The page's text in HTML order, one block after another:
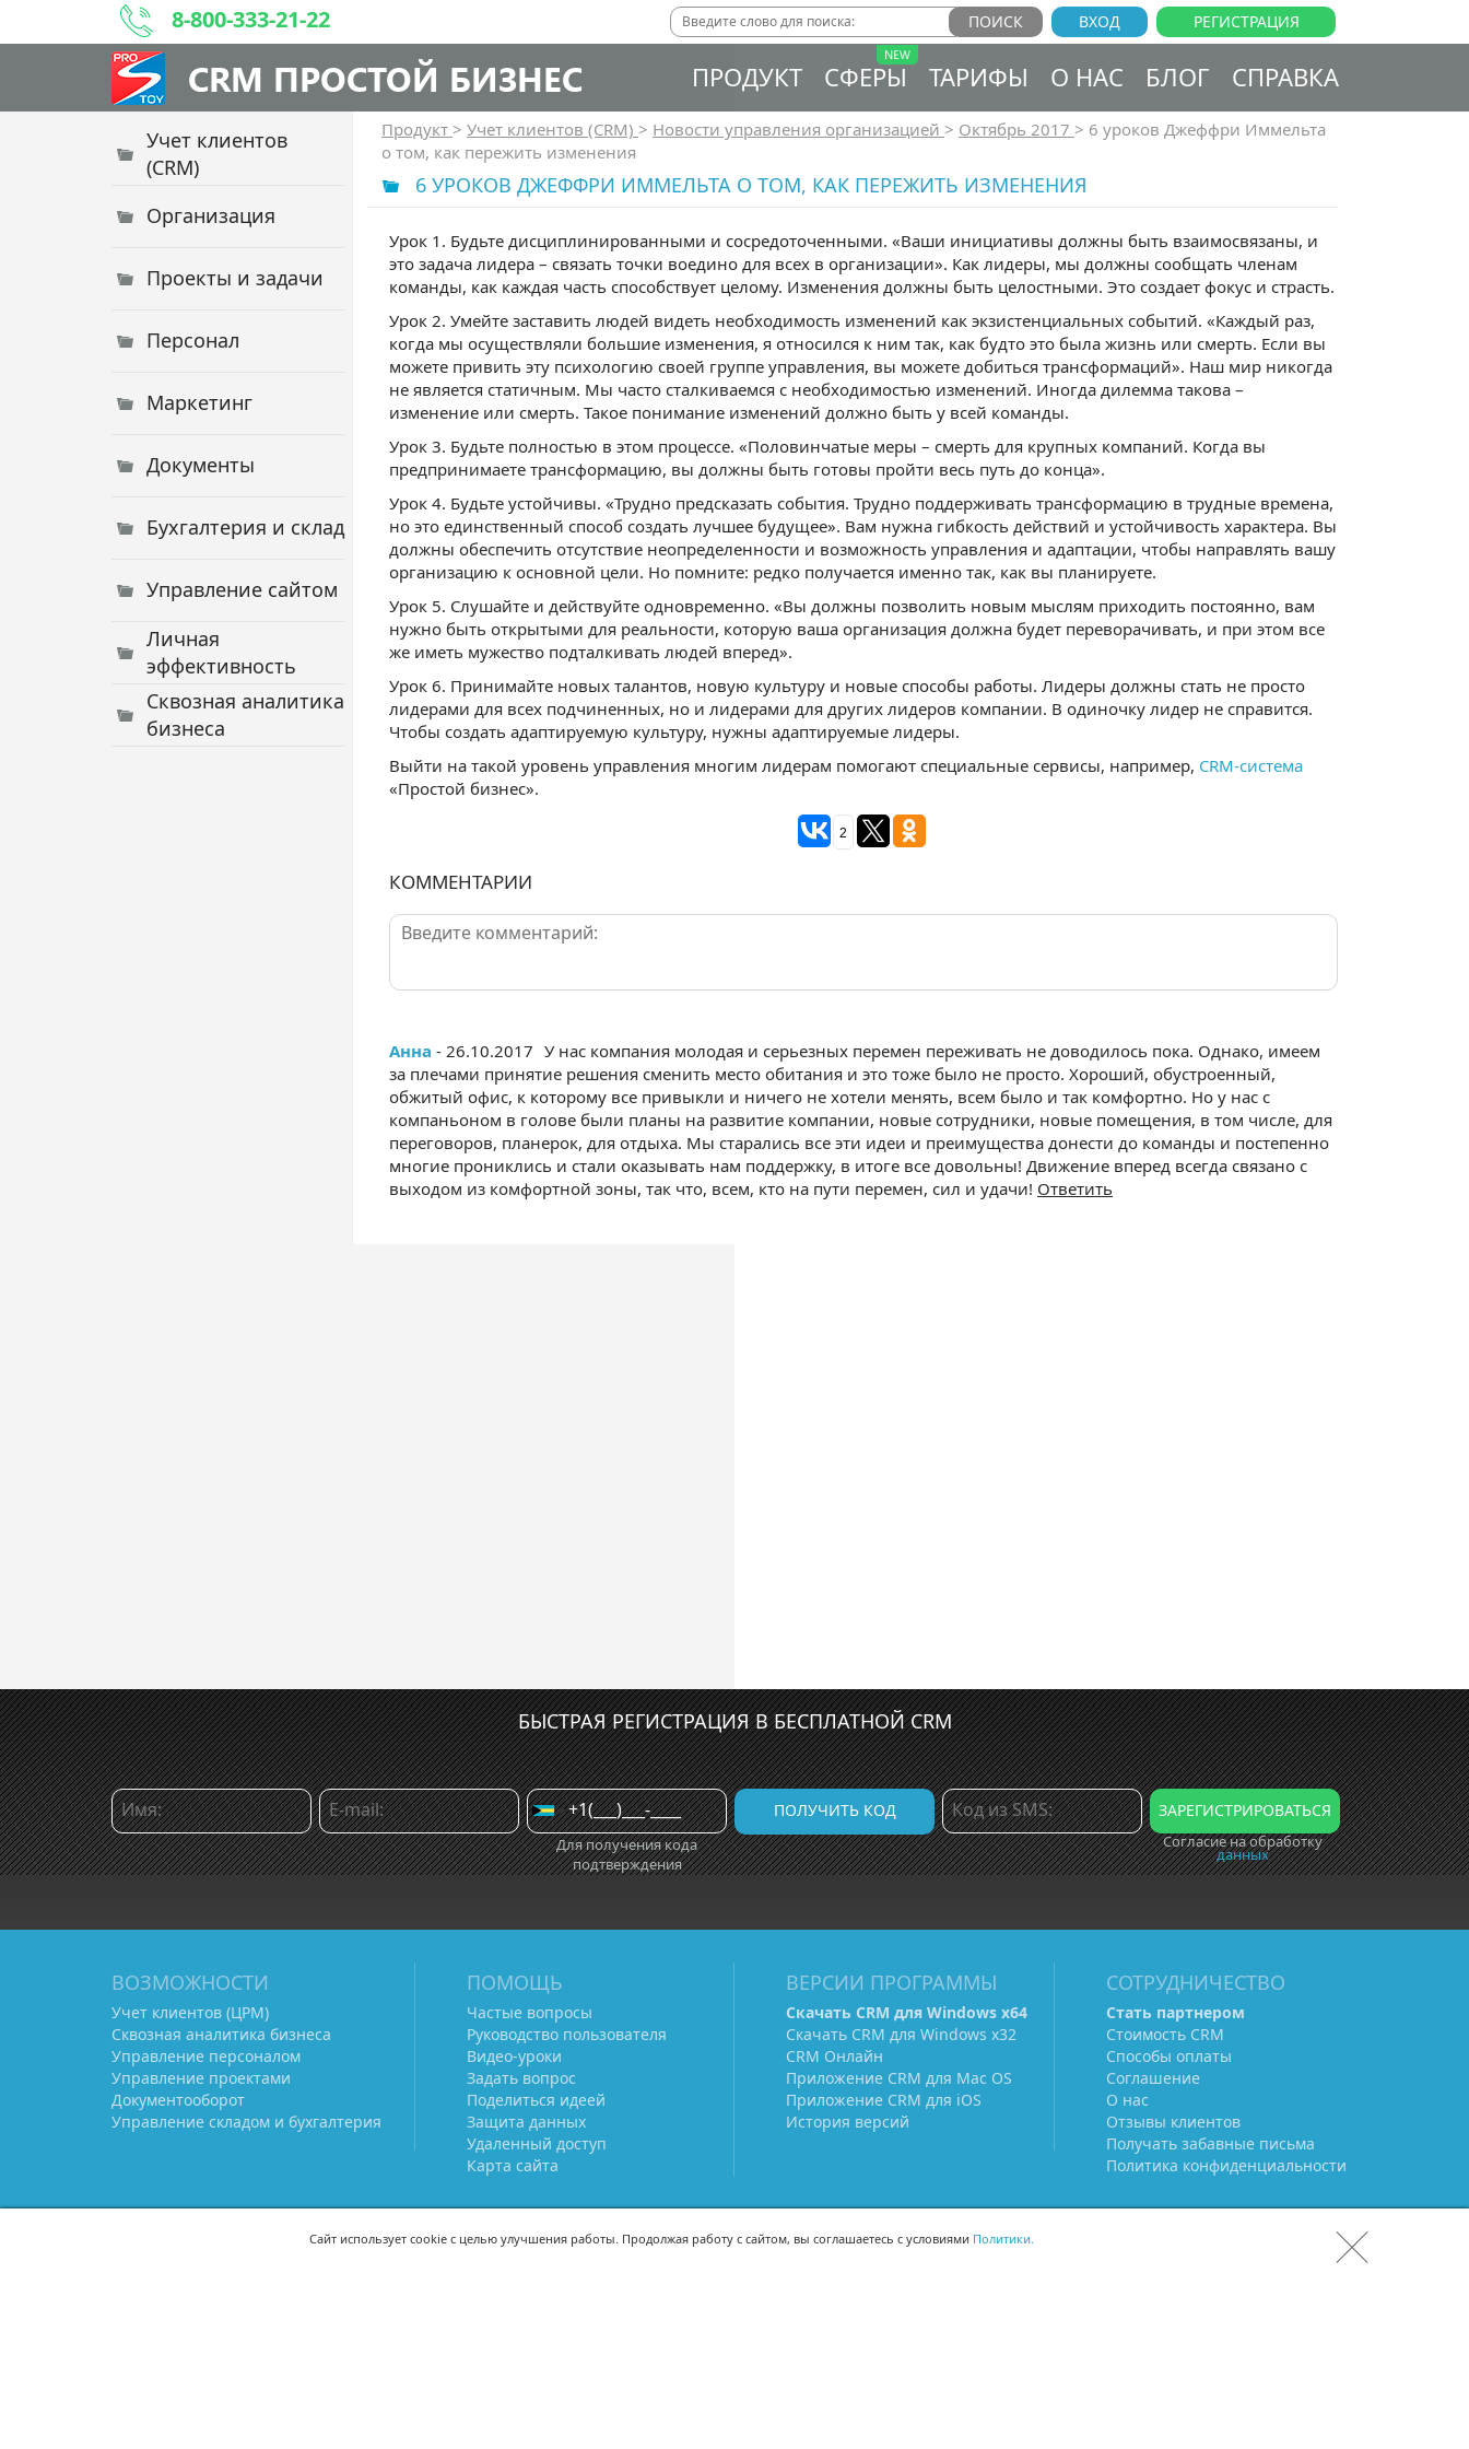
8-800-333-21-22 РЕГИСТРАЦИЯ
ВХОД
CRM ПРОСТОЙ БИЗНЕС ПРОДУКТ СФЕРЫ ТАРИФЫ О НАС БЛОГ СПРАВКА
Учет клиентов
(CRM)
Организация
Проекты и задачи
Персонал
Маркетинг
Документы
Бухгалтерия и склад
Управление сайтом
Личная
эффективность
Сквозная аналитика
бизнеса
Продукт > Учет клиентов (CRM) > Новости управления организацией > Октябрь 2017 > 6 уроков Джеффри Иммельта
о том, как пережить изменения
6 УРОКОВ ДЖЕФФРИ ИММЕЛЬТА О ТОМ, КАК ПЕРЕЖИТЬ ИЗМЕНЕНИЯ
Урок 1. Будьте дисциплинированными и сосредоточенными. «Ваши инициативы должны быть взаимосвязаны, и
это задача лидера – связать точки воедино для всех в организации». Как лидеры, мы должны сообщать членам
команды, как каждая часть способствует целому. Изменения должны быть целостными. Это создает фокус и страсть.
Урок 2. Умейте заставить людей видеть необходимость изменений как экзистенциальных событий. «Каждый раз,
когда мы осуществляли большие изменения, я относился к ним так, как будто это была жизнь или смерть. Если вы
можете привить эту психологию своей группе управления, вы можете добиться трансформаций». Наш мир никогда
не является статичным. Мы часто сталкиваемся с необходимостью изменений. Иногда дилемма такова –
изменение или смерть. Такое понимание изменений должно быть у всей команды.
Урок 3. Будьте полностью в этом процессе. «Половинчатые меры – смерть для крупных компаний. Когда вы
предпринимаете трансформацию, вы должны быть готовы пройти весь путь до конца».
Урок 4. Будьте устойчивы. «Трудно предсказать события. Трудно поддерживать трансформацию в трудные времена,
но это единственный способ создать лучшее будущее». Вам нужна гибкость действий и устойчивость характера. Вы
должны обеспечить отсутствие неопределенности и возможность управления и адаптации, чтобы направлять вашу
организацию к основной цели. Но помните: редко получается именно так, как вы планируете.
Урок 5. Слушайте и действуйте одновременно. «Вы должны позволить новым мыслям приходить постоянно, вам
нужно быть открытыми для реальности, которую ваша организация должна будет переворачивать, и при этом все
же иметь мужество подталкивать людей вперед».
Урок 6. Принимайте новых талантов, новую культуру и новые способы работы. Лидеры должны стать не просто
лидерами для всех подчиненных, но и лидерами для других лидеров компании. В одиночку лидер не справится.
Чтобы создать адаптируемую культуру, нужны адаптируемые лидеры.
Выйти на такой уровень управления многим лидерам помогают специальные сервисы, например, CRM-система
«Простой бизнес».
2
КОММЕНТАРИИ
Анна - 26.10.2017 У нас компания молодая и серьезных перемен переживать не доводилось пока. Однако, имеем
за плечами принятие решения сменить место обитания и это тоже было не просто. Хороший, обустроенный,
обжитый офис, к которому все привыкли и ничего не хотели менять, всем было и так комфортно. Но у нас с
компаньоном в голове были планы на развитие компании, новые сотрудники, новые помещения, в том числе, для
переговоров, планерок, для отдыха. Мы старались все эти идеи и преимущества донести до команды и постепенно
многие прониклись и стали оказывать нам поддержку, в итоге все довольны! Движение вперед всегда связано с
выходом из комфортной зоны, так что, всем, кто на пути перемен, сил и удачи! Ответить
БЫСТРАЯ РЕГИСТРАЦИЯ В БЕСПЛАТНОЙ CRM
Для получения кода
подтверждения
Согласие на обработку
данных
ВОЗМОЖНОСТИ
Учет клиентов (ЦРМ)
Сквозная аналитика бизнеса
Управление персоналом
Управление проектами
Документооборот
Управление складом и бухгалтерия
ПОМОЩЬ
Частые вопросы
Руководство пользователя
Видео-уроки
Задать вопрос
Поделиться идеей
Защита данных
Удаленный доступ
Карта сайта
ВЕРСИИ ПРОГРАММЫ
Скачать CRM для Windows х64
Скачать CRM для Windows х32
CRM Онлайн
Приложение CRM для Mac OS
Приложение CRM для iOS
История версий
СОТРУДНИЧЕСТВО
Стать партнером
Стоимость CRM
Способы оплаты
Соглашение
О нас
Отзывы клиентов
Получать забавные письма
Политика конфиденциальности
Сайт использует cookie с целью улучшения работы. Продолжая работу с сайтом, вы соглашаетесь с условиями Политики.